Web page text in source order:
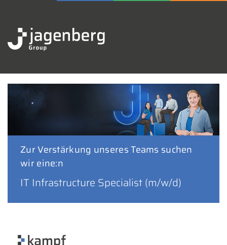
Zur Verstärkung unseres Teams suchen
wir eine:n
IT Infrastructure Specialist (m/w/d)